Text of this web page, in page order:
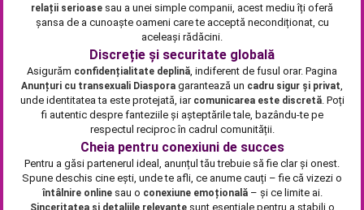
relații serioase sau a unei simple companii, acest mediu îți oferă
șansa de a cunoaște oameni care te acceptă necondiționat, cu
aceleași rădăcini.
Discreție și securitate globală
Asigurăm confidențialitate deplină , indiferent de fusul orar. Pagina
Anunțuri cu transexuali Diaspora garantează un cadru sigur și privat
unde identitatea ta este protejată, iar comunicarea este discretă. Poți
fi autentic despre fanteziile și așteptările tale, bazându-te pe
respectul reciproc în cadrul comunității.
Cheia pentru conexiuni de succes
Pentru a găsi partenerul ideal, anunțul tău trebuie să fie clar și onest.
Spune deschis cine ești, unde te afli, ce anume cauți – fie că vizezi o
întâlnire onlinesau o conexiune emoțională– și ce limite ai.
Sinceritatea și detaliile relevantesunt esențiale pentru a stabili o